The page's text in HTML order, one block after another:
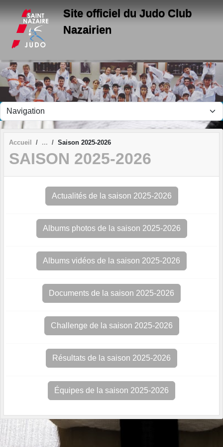
Site officiel du Judo Club
Nazairien
Accueil Saison 2025-2026
SAISON 2025-2026
Actualités de la saison 2025-2026
Albums photos de la saison 2025-2026
Albums vidéos de la saison 2025-2026
Documents de la saison 2025-2026
Challenge de la saison 2025-2026
Résultats de la saison 2025-2026
Équipes de la saison 2025-2026